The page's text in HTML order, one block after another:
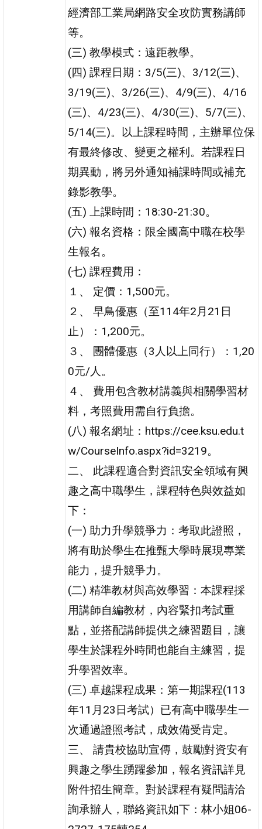
經濟部工業局網路安全攻防實務講師
等。
(三) 教學模式：遠距教學。
(四) 課程日期：3/5(三)、3/12(三)、
3/19(三)、3/26(三)、4/9(三)、4/16
(三)、4/23(三)、4/30(三)、5/7(三)、
5/14(三)。以上課程時間，主辦單位保
有最終修改、變更之權利。若課程日
期異動，將另外通知補課時間或補充
錄影教學。
(五) 上課時間：18:30-21:30。
(六) 報名資格：限全國高中職在校學
生報名。
(七) 課程費用：
１、 定價：1,500元。
２、 早鳥優惠（至114年2月21日
止）：1,200元。
３、 團體優惠（3人以上同行）：1,20
0元/人。
４、 費用包含教材講義與相關學習材
料，考照費用需自行負擔。
(八) 報名網址：https://cee.ksu.edu.t
w/CourseInfo.aspx?id=3219。
二、 此課程適合對資訊安全領域有興
趣之高中職學生，課程特色與效益如
下：
(一) 助力升學競爭力：考取此證照，
將有助於學生在推甄大學時展現專業
能力，提升競爭力。
(二) 精準教材與高效學習：本課程採
用講師自編教材，內容緊扣考試重
點，並搭配講師提供之練習題目，讓
學生於課程外時間也能自主練習，提
升學習效率。
(三) 卓越課程成果：第一期課程(113
年11月23日考試）已有高中職學生一
次通過證照考試，成效備受肯定。
三、 請貴校協助宣傳，鼓勵對資安有
興趣之學生踴躍參加，報名資訊詳見
附件招生簡章。對於課程有疑問請洽
詢承辦人，聯絡資訊如下：林小姐06-